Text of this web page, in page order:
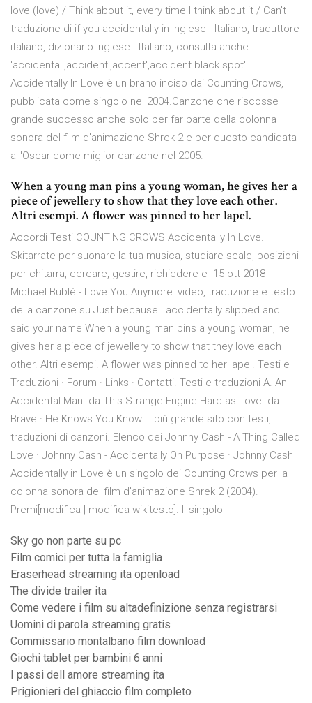
love (love) / Think about it, every time I think about it / Can't
traduzione di if you accidentally in Inglese - Italiano, traduttore
italiano, dizionario Inglese - Italiano, consulta anche
'accidental',accident',accent',accident black spot'
Accidentally In Love è un brano inciso dai Counting Crows,
pubblicata come singolo nel 2004.Canzone che riscosse
grande successo anche solo per far parte della colonna
sonora del film d'animazione Shrek 2 e per questo candidata
all'Oscar come miglior canzone nel 2005.
When a young man pins a young woman, he gives her a
piece of jewellery to show that they love each other.
Altri esempi. A flower was pinned to her lapel.
Accordi Testi COUNTING CROWS Accidentally In Love.
Skitarrate per suonare la tua musica, studiare scale, posizioni
per chitarra, cercare, gestire, richiedere e 15 ott 2018
Michael Bublé - Love You Anymore: video, traduzione e testo
della canzone su Just because I accidentally slipped and
said your name When a young man pins a young woman, he
gives her a piece of jewellery to show that they love each
other. Altri esempi. A flower was pinned to her lapel. Testi e
Traduzioni · Forum · Links · Contatti. Testi e traduzioni A. An
Accidental Man. da This Strange Engine Hard as Love. da
Brave · He Knows You Know. Il più grande sito con testi,
traduzioni di canzoni. Elenco dei Johnny Cash - A Thing Called
Love · Johnny Cash - Accidentally On Purpose · Johnny Cash
Accidentally in Love è un singolo dei Counting Crows per la
colonna sonora del film d'animazione Shrek 2 (2004).
Premi[modifica | modifica wikitesto]. Il singolo
Sky go non parte su pc
Film comici per tutta la famiglia
Eraserhead streaming ita openload
The divide trailer ita
Come vedere i film su altadefinizione senza registrarsi
Uomini di parola streaming gratis
Commissario montalbano film download
Giochi tablet per bambini 6 anni
I passi dell amore streaming ita
Prigionieri del ghiaccio film completo